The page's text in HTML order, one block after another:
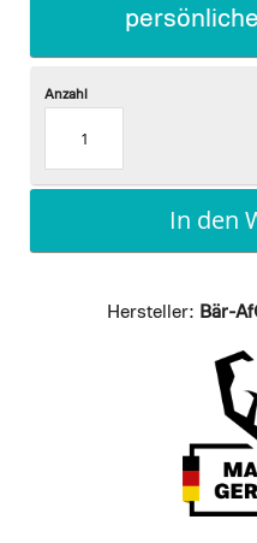
Anzahl
In den
Hersteller: Bär-